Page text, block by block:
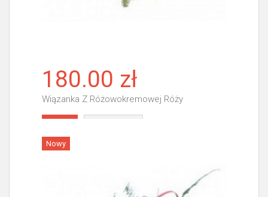
180.00 zł
Wiązanka Z Różowokremowej Róży
Nowy